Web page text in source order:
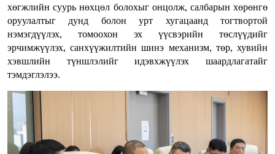
хөгжлийн суурь нөхцөл болохыг онцолж, салбарын хөрөнгө
оруулалтыг дунд болон урт хугацаанд тогтвортой
нэмэгдүүлэх, томоохон эх үүсвэрийн төслүүдийг
эрчимжүүлэх, санхүүжилтийн шинэ механизм, төр, хувийн
хэвшлийн түншлэлийг идэвхжүүлэх шаардлагатайг
тэмдэглэлээ.